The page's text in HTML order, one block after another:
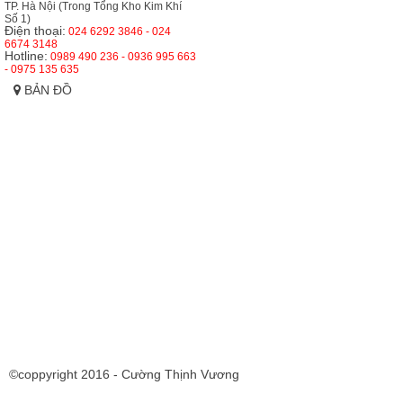
TP. Hà Nội (Trong Tổng Kho Kim Khí
Số 1)
Điện thoại: 024 6292 3846 - 024
6674 3148
Hotline: 0989 490 236 - 0936 995 663
- 0975 135 635
BẢN ĐỒ
©coppyright 2016 - Cường Thịnh Vương